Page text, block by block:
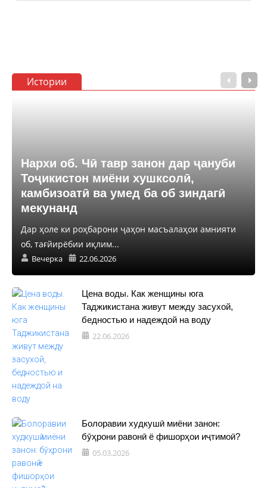
Истории
Нархи об. Чӣ тавр занон дар ҷануби
Тоҷикистон миёни хушксолӣ,
камбизоатӣ ва умед ба об зиндагӣ
мекунанд
Дар ҳоле ки роҳбарони ҷаҳон масъалаҳои амнияти
об, тағйирёбии иқлим...
Вечерка 22.06.2026
Цена воды. Как женщины юга
Таджикистана живут между засухой,
бедностью и надеждой на воду
22.06.2026
Болоравии худкушӣ миёни занон:
бӯҳрони равонӣ ё фишорҳои иҷтимоӣ?
05.03.2026